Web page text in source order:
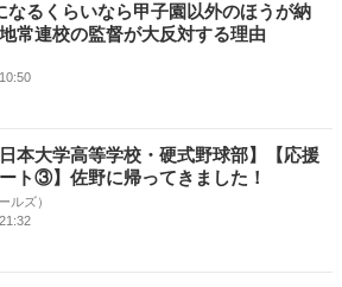
なるくらいなら甲子園以外のほうが納
常連校の監督が大反対する理由
日本大学高等学校・硬式野球部】【応援
ト③】佐野に帰ってきました！
ルズ）